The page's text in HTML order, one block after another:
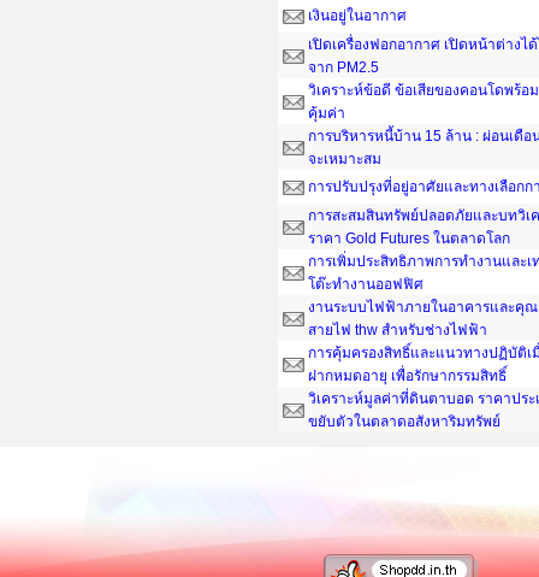
เงินอยู่ในอากาศ
เปิดเครื่องฟอกอากาศ เปิดหน้าต่างไ
จาก PM2.5
วิเคราะห์ข้อดี ข้อเสียของคอนโดพร้อ
คุ้มค่า
การบริหารหนี้บ้าน 15 ล้าน : ผ่อนเดือ
จะเหมาะสม
การปรับปรุงที่อยู่อาศัยและทางเลือก
การสะสมสินทรัพย์ปลอดภัยและบทวิเ
ราคา Gold Futures ในตลาดโลก
การเพิ่มประสิทธิภาพการทำงานและ
โต๊ะทํางานออฟฟิศ
งานระบบไฟฟ้าภายในอาคารและคุ
สายไฟ thw สำหรับช่างไฟฟ้า
การคุ้มครองสิทธิ์และแนวทางปฏิบัติ
ฝากหมดอายุ เพื่อรักษากรรมสิทธิ์
วิเคราะห์มูลค่าที่ดินตาบอด ราคาประ
ขยับตัวในตลาดอสังหาริมทรัพย์